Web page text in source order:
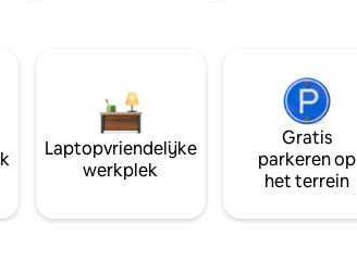
Laptopvriendelijke
werkplek
Gratis
parkeren op
het terrein